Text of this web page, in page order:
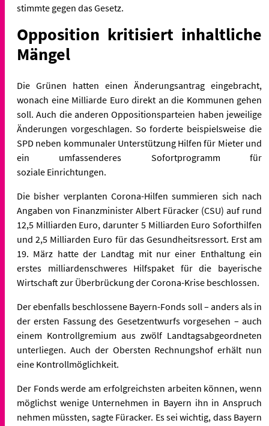
stimmte gegen das Gesetz.
Opposition kritisiert inhaltliche
Mängel
Die Grünen hatten einen Änderungsantrag eingebracht,
wonach eine Milliarde Euro direkt an die Kommunen gehen
soll. Auch die anderenOppositionsparteien haben jeweilige
Änderungen vorgeschlagen. Soforderte beispielsweise die
SPD neben kommunaler Unterstützung Hilfenfür Mieter und
ein umfassenderes Sofortprogramm für
soziale Einrichtungen.
Die bisher verplanten Corona-Hilfen summieren sich nach
Angaben von Finanzminister Albert Füracker (CSU) auf rund
12,5 Milliarden Euro,darunter 5 Milliarden Euro Soforthilfen
und 2,5 Milliarden Euro für das Gesundheitsressort. Erst am
19. März hatte der Landtag mit nureiner Enthaltung ein
erstes milliardenschweres Hilfspaket für die bayerische
Wirtschaft zur Überbrückung der Corona-Krise beschlossen.
Der ebenfalls beschlossene Bayern-Fonds soll – anders als in
derersten Fassung des Gesetzentwurfs vorgesehen – auch
einem Kontrollgremium aus zwölf Landtagsabgeordneten
unterliegen. Auch der Obersten Rechnungshof erhält nun
eine Kontrollmöglichkeit.
Der Fonds werde am erfolgreichsten arbeiten können, wenn
möglichst wenige Unternehmen in Bayern ihn in Anspruch
nehmen müssten, sagte Füracker. Es sei wichtig, dass Bayern